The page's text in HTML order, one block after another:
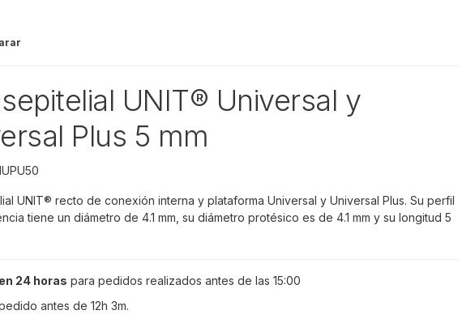
UNIT® Universal y
Plus 5 mm
UNIT® recto de conexión interna y plataforma Universal y Universal Plus. Su perfil
tiene un diámetro de 4.1 mm, su diámetro protésico es de 4.1 mm y su longitud 5
24 horas para pedidos realizados antes de las 15:00
antes de 12h 3m.